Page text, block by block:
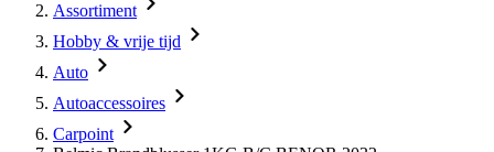
Assortiment
Hobby & vrije tijd
Auto
Autoaccessoires
Carpoint